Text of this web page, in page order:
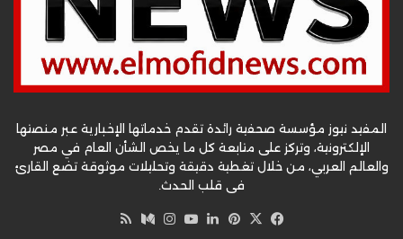
المفيد نيوز مؤسسة صحفية رائدة تقدم خدماتها الإخبارية عبر منصتها
الإلكترونية، وتركز على متابعة كل ما يخص الشأن العام في مصر
والعالم العربي، من خلال تغطية دقيقة وتحليلات موثوقة تضع القارئ
في قلب الحدث.
فيسبوك
‫X بينتيريست
لينكدإن‫YouTube
انستقرام
وسط